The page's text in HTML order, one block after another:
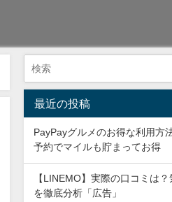
最近の投稿
PayPayグルメのお得な利用方
予約でマイルも貯まってお得
【LINEMO】実際の口コミは
を徹底分析「広告」